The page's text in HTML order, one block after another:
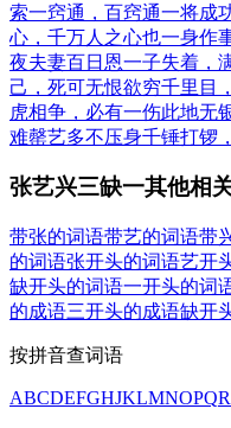
索一窍通，百窍通一将成
心，千万人之心也一身作
夜夫妻百日恩一子失着，
己，死可无恨欲穷千里目
虎相争，必有一伤此地无
难罄艺多不压身千锤打锣
张艺兴三缺一其他相
带张的词语带艺的词语带
的词语张开头的词语艺开
缺开头的词语一开头的词
的成语三开头的成语缺开
按拼音查词语
ABCDEFGHJKLMNOPQR